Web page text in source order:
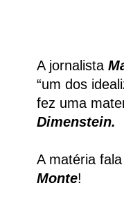
A jornalista
“um dos
fez uma
Dimenstein.
A matéria
Monte!